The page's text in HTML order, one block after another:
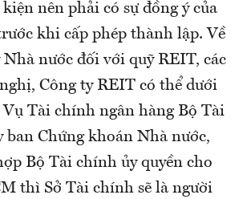
nên phải có sự đồng ý của
khi cấp phép thành lập. Về
nước đối với quỹ REIT, các
Công ty REIT có thể dưới
Vụ Tài chính ngân hàng Bộ Tài
ban Chứng khoán Nhà nước,
Bộ Tài chính ủy quyền cho
thì Sở Tài chính sẽ là người